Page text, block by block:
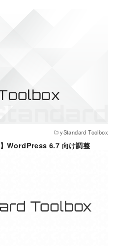
yStandard Toolbox
WordPress 6.7 向け調整